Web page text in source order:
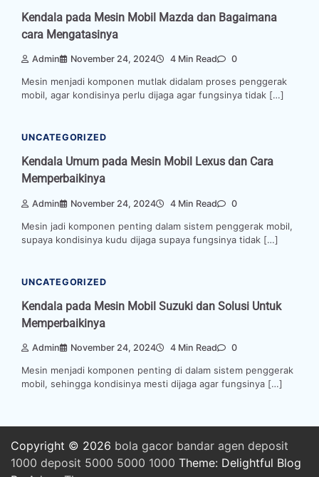
Kendala pada Mesin Mobil Mazda dan Bagaimana
cara Mengatasinya
Admin November 24, 2024 4 Min Read 0
Mesin menjadi komponen mutlak didalam proses penggerak
mobil, agar kondisinya perlu dijaga agar fungsinya tidak […]
UNCATEGORIZED
Kendala Umum pada Mesin Mobil Lexus dan Cara
Memperbaikinya
Admin November 24, 2024 4 Min Read 0
Mesin jadi komponen penting dalam sistem penggerak mobil,
supaya kondisinya kudu dijaga supaya fungsinya tidak […]
UNCATEGORIZED
Kendala pada Mesin Mobil Suzuki dan Solusi Untuk
Memperbaikinya
Admin November 24, 2024 4 Min Read 0
Mesin menjadi komponen penting di dalam sistem penggerak
mobil, sehingga kondisinya mesti dijaga agar fungsinya […]
Copyright © 2026 bola gacor bandar agen deposit
1000 deposit 5000 5000 1000 Theme: Delightful Blog